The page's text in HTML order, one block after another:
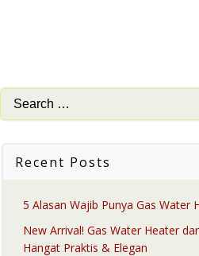
Search
for:
Recent Posts
5 Alasan Wajib Punya Gas Water
New Arrival! Gas Water Heater
Hangat Praktis & Elegan